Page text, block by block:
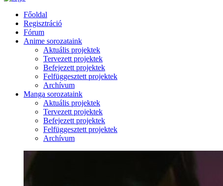
Főoldal
Regisztráció
Fórum
Anime sorozataink
Aktuális projektek
Tervezett projektek
Befejezett projektek
Felfüggesztett projektek
Archívum
Manga sorozataink
Aktuális projektek
Tervezett projektek
Befejezett projektek
Felfüggesztett projektek
Archívum